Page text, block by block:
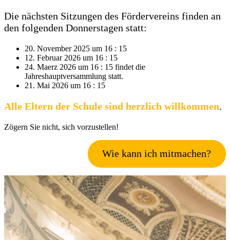
Die nächsten Sitzungen des Fördervereins finden an
den folgenden Donnerstagen statt:
20. November 2025 um 16 : 15
12. Februar 2026 um 16 : 15
24. Maerz 2026 um 16 : 15 findet die
Jahreshauptversammlung statt.
21. Mai 2026 um 16 : 15
Alle Eltern der Schule sind herzlich willkommen.
Zögern Sie nicht, sich vorzustellen!
Wie kann ich mitmachen?